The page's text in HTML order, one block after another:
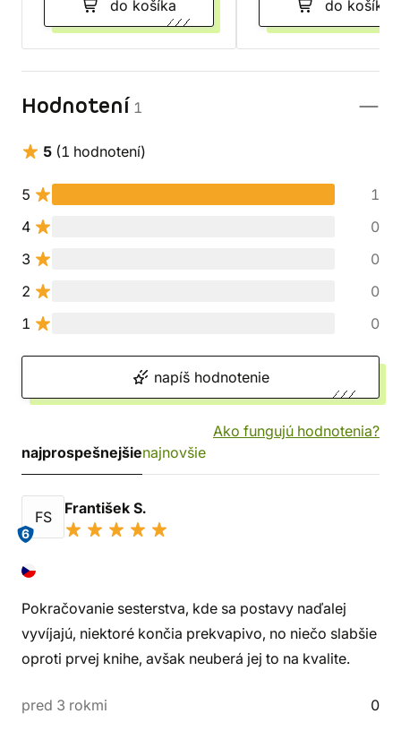
do košíka do košíka
Hodnotení 1
5 (1 hodnotení)
5
1
4
0
3
0
2
0
1
0
napíš hodnotenie
Ako fungujú hodnotenia?
najprospešnejšienajnovšie
FS
6
František S.
Pokračovanie sesterstva, kde sa postavy naďalej
vyvíjajú, niektoré končia prekvapivo, no niečo slabšie
oproti prvej knihe, avšak neuberá jej to na kvalite.
pred 3 rokmi 0